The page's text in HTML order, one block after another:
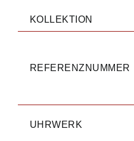
KOLLEKTION
REFERENZNUMMER
UHRWERK